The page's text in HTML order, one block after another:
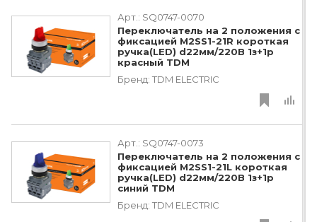
Арт.: SQ0747-0070
Переключатель на 2 положения с
фиксацией M2SS1-21R короткая
ручка(LED) d22мм/220B 1з+1р
красный TDM
Бренд: TDM ЕLECTRIC
Арт.: SQ0747-0073
Переключатель на 2 положения с
фиксацией M2SS1-21L короткая
ручка(LED) d22мм/220B 1з+1р
синий TDM
Бренд: TDM ЕLECTRIC